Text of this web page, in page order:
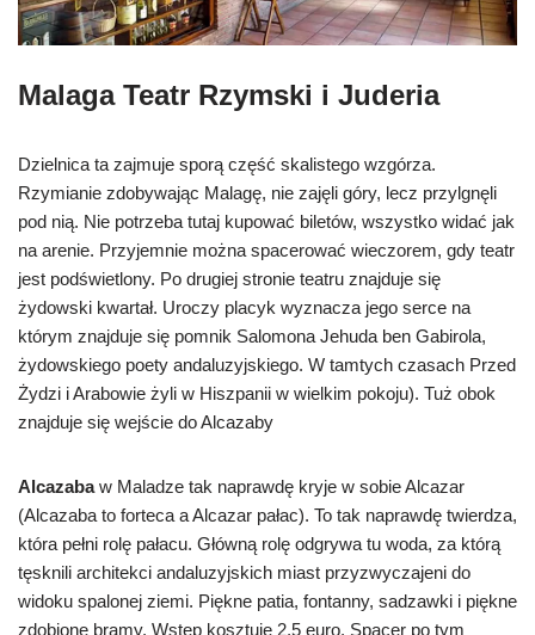
Malaga Teatr Rzymski i Juderia
Dzielnica ta zajmuje sporą część skalistego wzgórza.
Rzymianie zdobywając Malagę, nie zajęli góry, lecz przylgnęli
pod nią. Nie potrzeba tutaj kupować biletów, wszystko widać jak
na arenie. Przyjemnie można spacerować wieczorem, gdy teatr
jest podświetlony. Po drugiej stronie teatru znajduje się
żydowski kwartał. Uroczy placyk wyznacza jego serce na
którym znajduje się pomnik Salomona Jehuda ben Gabirola,
żydowskiego poety andaluzyjskiego. W tamtych czasach Przed
Żydzi i Arabowie żyli w Hiszpanii w wielkim pokoju). Tuż obok
znajduje się wejście do Alcazaby
Alcazabaw Maladze tak naprawdę kryje w sobie Alcazar
(Alcazaba to forteca a Alcazar pałac). To tak naprawdę twierdza,
która pełni rolę pałacu. Główną rolę odgrywa tu woda, za którą
tęsknili architekci andaluzyjskich miast przyzwyczajeni do
widoku spalonej ziemi. Piękne patia, fontanny, sadzawki i piękne
zdobione bramy. Wstęp kosztuje 2,5 euro. Spacer po tym